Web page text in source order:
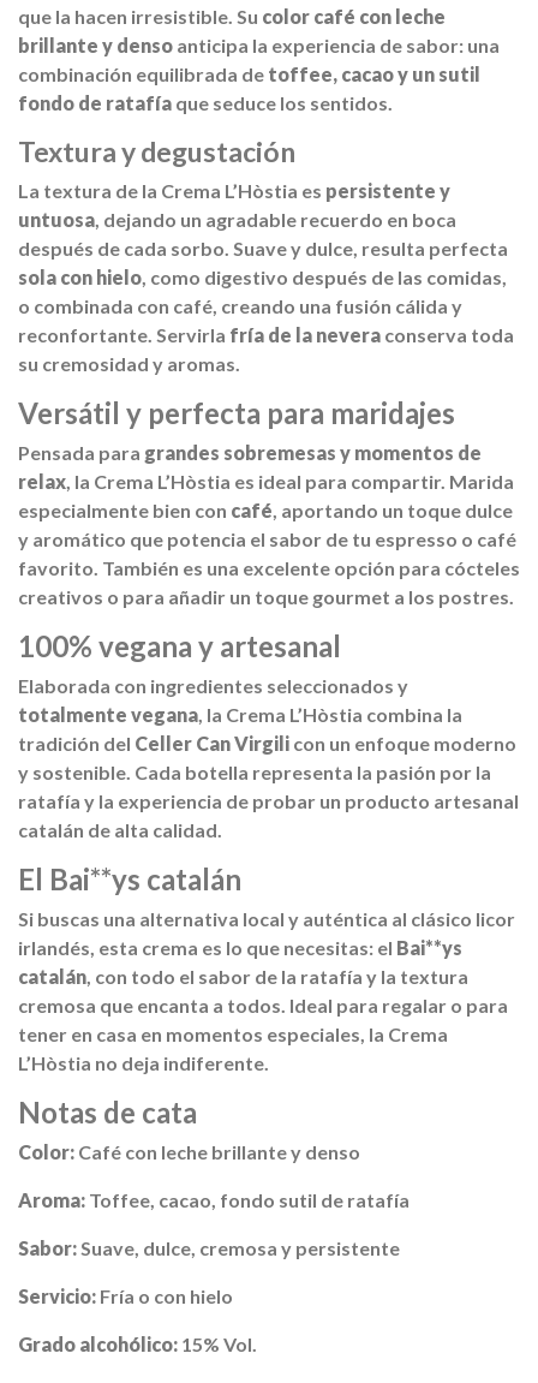
que la hacen irresistible. Su color café con leche
brillante y denso anticipa la experiencia de sabor: una
combinación equilibrada de toffee, cacao y un sutil
fondo de ratafía que seduce los sentidos.
Textura y degustación
La textura de la Crema L’Hòstia es persistente y
untuosa , dejando un agradable recuerdo en boca
después de cada sorbo. Suave y dulce, resulta perfecta
sola con hielo , como digestivo después de las comidas,
o combinada con café, creando una fusión cálida y
reconfortante. Servirla fría de la nevera conserva toda
su cremosidad y aromas.
Versátil y perfecta para maridajes
Pensada para grandes sobremesas y momentos de
relax , la Crema L’Hòstia es ideal para compartir. Marida
especialmente bien con café , aportando un toque dulce
y aromático que potencia el sabor de tu espresso o café
favorito. También es una excelente opción para cócteles
creativos o para añadir un toque gourmet a los postres.
100% vegana y artesanal
Elaborada con ingredientes seleccionados y
totalmente vegana , la Crema L’Hòstia combina la
tradición del Celler Can Virgili con un enfoque moderno
y sostenible. Cada botella representa la pasión por la
ratafía y la experiencia de probar un producto artesanal
catalán de alta calidad.
El Bai**ys catalán
Si buscas una alternativa local y auténtica al clásico licor
irlandés, esta crema es lo que necesitas: el Bai**ys
catalán , con todo el sabor de la ratafía y la textura
cremosa que encanta a todos. Ideal para regalar o para
tener en casa en momentos especiales, la Crema
L’Hòstia no deja indiferente.
Notas de cata
Color: Café con leche brillante y denso
Aroma: Toffee, cacao, fondo sutil de ratafía
Sabor: Suave, dulce, cremosa y persistente
Servicio: Fría o con hielo
Grado alcohólico: 15% Vol.